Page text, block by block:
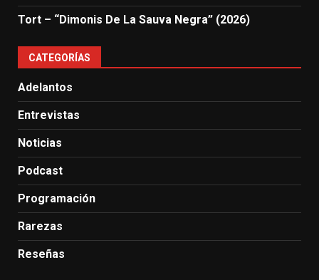
Tort – “Dimonis De La Sauva Negra” (2026)
CATEGORÍAS
Adelantos
Entrevistas
Noticias
Podcast
Programación
Rarezas
Reseñas